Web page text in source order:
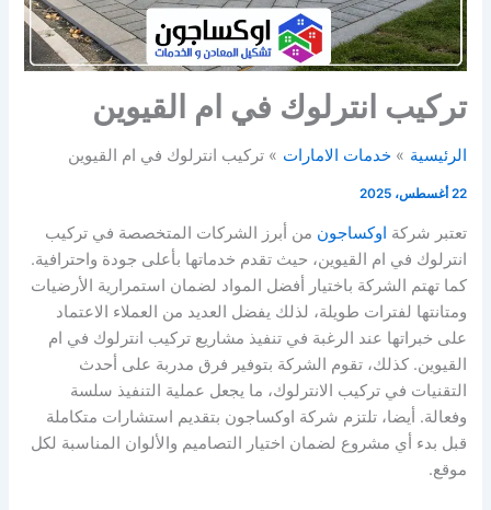
تركيب انترلوك في ام القيوين
الرئيسية خدمات الامارات تركيب انترلوك في ام القيوين
22 أغسطس، 2025
تعتبر شركة اوكساجون من أبرز الشركات المتخصصة في تركيب
انترلوك في ام القيوين، حيث تقدم خدماتها بأعلى جودة واحترافية.
كما تهتم الشركة باختيار أفضل المواد لضمان استمرارية الأرضيات
ومتانتها لفترات طويلة، لذلك يفضل العديد من العملاء الاعتماد
على خبراتها عند الرغبة في تنفيذ مشاريع تركيب انترلوك في ام
القيوين. كذلك، تقوم الشركة بتوفير فرق مدربة على أحدث
التقنيات في تركيب الانترلوك، ما يجعل عملية التنفيذ سلسة
وفعالة. أيضا، تلتزم شركة اوكساجون بتقديم استشارات متكاملة
قبل بدء أي مشروع لضمان اختيار التصاميم والألوان المناسبة لكل
موقع.